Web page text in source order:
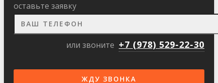
оставьте заявку
или звоните +7 (978) 529-22-30